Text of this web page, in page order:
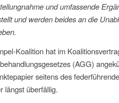
und umfassende
und werden beides an die
Koalition hat im
(AGG)
seitens des
längst überfällig.